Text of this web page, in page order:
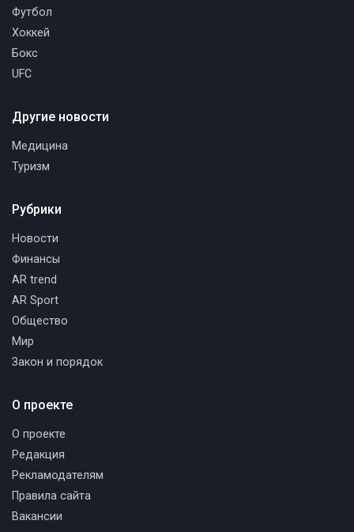
Футбол
Хоккей
Бокс
UFC
Другие новости
Медицина
Туризм
Рубрики
Новости
Финансы
AR trend
AR Sport
Общество
Мир
Закон и порядок
О проекте
О проекте
Редакция
Рекламодателям
Правила сайта
Вакансии